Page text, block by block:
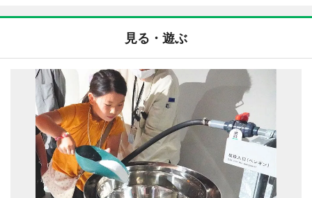
見る・遊ぶ